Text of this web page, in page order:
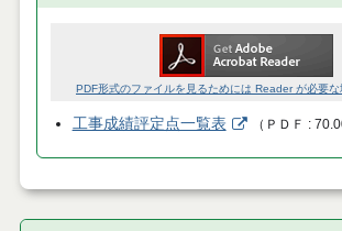
PDF形式のファイルを見るためには Reader が必要
工事成績評定点一覧表 （ ＰＤＦ